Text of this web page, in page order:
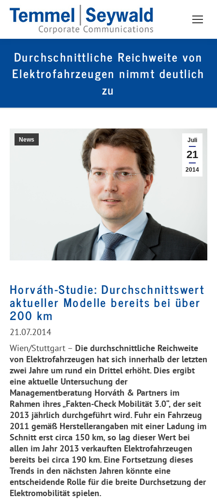
Durchschnittliche Reichweite von
Elektrofahrzeugen nimmt deutlich
zu
Juli
21
2014
News
Horváth-Studie: Durchschnittswert
aktueller Modelle bereits bei über
200 km
21.07.2014
Wien/Stuttgart – Die durchschnittliche Reichweite
von Elektrofahrzeugen hat sich innerhalb der letzten
zwei Jahre um rund ein Drittel erhöht. Dies ergibt
eine aktuelle Untersuchung der
Managementberatung Horváth & Partners im
Rahmen ihres „Fakten-Check Mobilität 3.0“, der seit
2013 jährlich durchgeführt wird. Fuhr ein Fahrzeug
2011 gemäß Herstellerangaben mit einer Ladung im
Schnitt erst circa 150 km, so lag dieser Wert bei
allen im Jahr 2013 verkauften Elektrofahrzeugen
bereits bei circa 190 km. Eine Fortsetzung dieses
Trends in den nächsten Jahren könnte eine
entscheidende Rolle für die breite Durchsetzung der
Elektromobilität spielen.